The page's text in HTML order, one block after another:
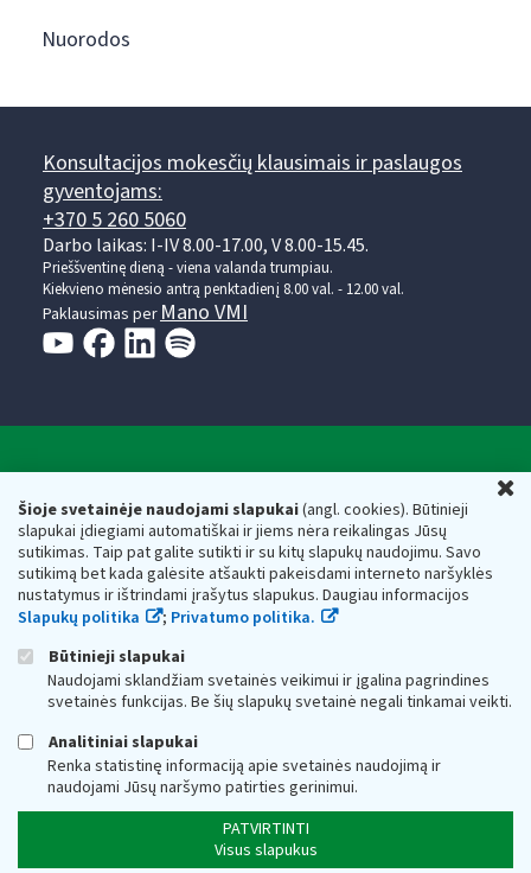
Šioje svetainėje naudojami slapukai(angl. cookies). Būtinieji
slapukai įdiegiami automatiškai ir jiems nėra reikalingas Jūsų
sutikimas. Taip pat galite sutikti ir su kitų slapukų naudojimu. Savo
sutikimą bet kada galėsite atšaukti pakeisdami interneto naršyklės
nustatymus ir ištrindami įrašytus slapukus. Daugiau informacijos
Slapukų politika
; Privatumo politika.
Būtinieji slapukai
Naudojami sklandžiam svetainės veikimui ir įgalina pagrindines
svetainės funkcijas. Be šių slapukų svetainė negali tinkamai veikti.
Analitiniai slapukai
Renka statistinę informaciją apie svetainės naudojimą ir
naudojami Jūsų naršymo patirties gerinimui.
PATVIRTINTI
Visus slapukus
Nuorodos
Konsultacijos mokesčių klausimais ir paslaugos
gyventojams:
+370 5 260 5060
Darbo laikas: I-IV 8.00-17.00, V 8.00-15.45.
Prieššventinę dieną - viena valanda trumpiau.
Kiekvieno mėnesio antrą penktadienį 8.00 val. - 12.00 val.
Paklausimas per Mano VMI
Respublikos finansų ministerijos
Biudžetinė įstaiga. Juridinio asmens kodas — 188659752,
adresas: Vasario 16-osios g. 14, 01107 Vilnius, Lietuva, el.paštas:
vmi@vmi.lt, E. pristatymo dėžutės adresas 188659752
Duomenys apie Valstybinę mokesčių inspekciją prie Lietuvos
Respublikos finansų ministerijos kaupiami ir saugomi Juridinių